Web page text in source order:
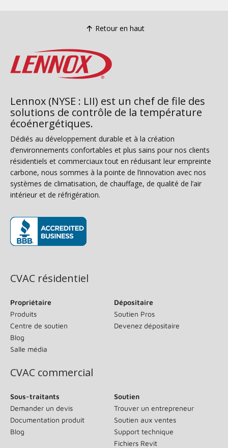
Retour en haut
Lennox (NYSE : LII) est un chef de file des
solutions de contrôle de la température
écoénergétiques.
Dédiés au développement durable et à la création
d’environnements confortables et plus sains pour nos clients
résidentiels et commerciaux tout en réduisant leur empreinte
carbone, nous sommes à la pointe de l’innovation avec nos
systèmes de climatisation, de chauffage, de qualité de l’air
intérieur et de réfrigération.
CVAC résidentiel
Propriétaire
Produits
Centre de soutien
Blog
Salle média
Dépositaire
Soutien Pros
Devenez dépositaire
CVAC commercial
Sous-traitants
Demander un devis
Documentation produit
Blog
Soutien
Trouver un entrepreneur
Soutien aux ventes
Support technique
Fichiers Revit